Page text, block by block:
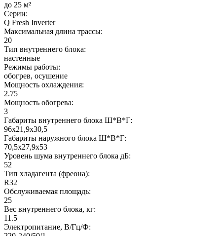
до 25 м²
Серии:
Q Fresh Inverter
Максимальная длина трассы:
20
Тип внутреннего блока:
настенные
Режимы работы:
обогрев, осушение
Мощность охлаждения:
2.75
Мощность обогрева:
3
Габариты внутреннего блока Ш*В*Г:
96x21,9x30,5
Габариты наружного блока Ш*В*Г:
70,5x27,9x53
Уровень шума внутреннего блока дБ:
52
Тип хладагента (фреона):
R32
Обслуживаемая площадь:
25
Вес внутреннего блока, кг:
11.5
Электропитание, В/Гц/Ф: